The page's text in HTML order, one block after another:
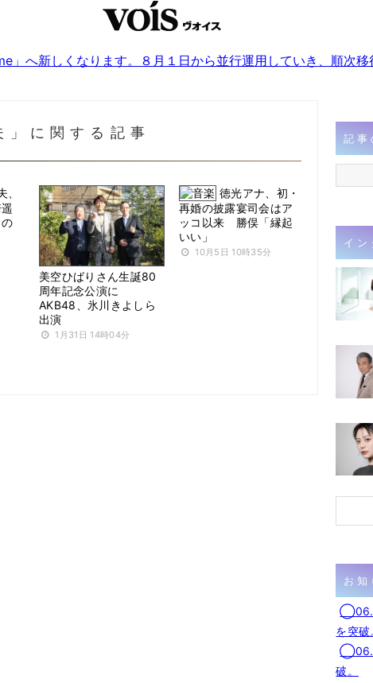
」へ新しくなります。８月１日から並行運用していき、順次移
」に関する記事
、
美空ひばりさん生誕80
周年記念公演に
AKB48、氷川きよしら
出演
1月31日 14時04分
徳光アナ、初・
再婚の披露宴司会はア
ッコ以来 勝俣「縁起
いい」
10月5日 10時35分
記事
イン
お知
を突破
破。